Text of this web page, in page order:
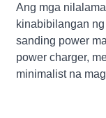
Ang mga
kinabibilangan
sanding power
power charger,
minimalist na